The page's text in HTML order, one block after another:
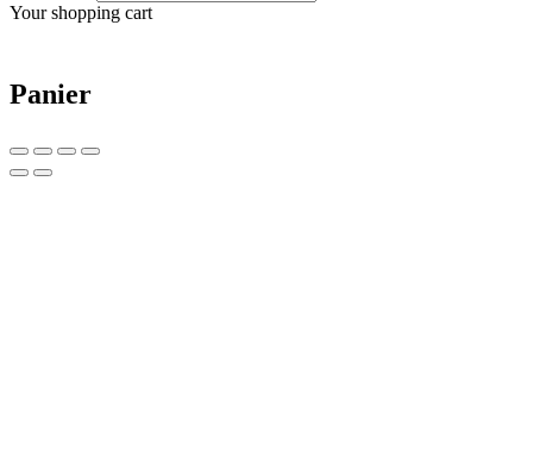
Your shopping cart
Panier